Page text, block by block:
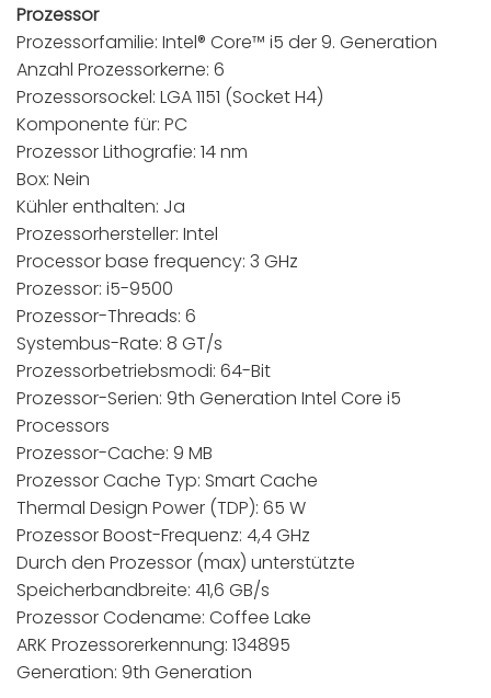
Prozessor
Prozessorfamilie: Intel® Core™ i5 der 9. Generation
Anzahl Prozessorkerne: 6
Prozessorsockel: LGA 1151 (Socket H4)
Komponente für: PC
Prozessor Lithografie: 14 nm
Box: Nein
Kühler enthalten: Ja
Prozessorhersteller: Intel
Processor base frequency: 3 GHz
Prozessor: i5-9500
Prozessor-Threads: 6
Systembus-Rate: 8 GT/s
Prozessorbetriebsmodi: 64-Bit
Prozessor-Serien: 9th Generation Intel Core i5
Processors
Prozessor-Cache: 9 MB
Prozessor Cache Typ: Smart Cache
Thermal Design Power (TDP): 65 W
Prozessor Boost-Frequenz: 4,4 GHz
Durch den Prozessor (max) unterstützte
Speicherbandbreite: 41,6 GB/s
Prozessor Codename: Coffee Lake
ARK Prozessorerkennung: 134895
Generation: 9th Generation